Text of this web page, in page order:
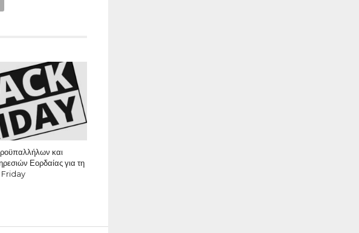
και
Εορδαίας για τη
Friday